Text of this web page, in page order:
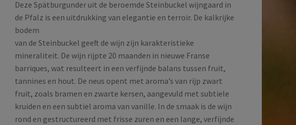
Deze Spätburgunder uit de beroemde Steinbuckel wijngaard in
de Pfalz is een uitdrukking van elegantie en terroir. De kalkrijke
bodem
van de Steinbuckel geeft de wijn zijn karakteristieke
mineraliteit. De wijn rijpte 20 maanden in nieuwe Franse
barriques, wat resulteert in een verfijnde balans tussen fruit,
tannines en hout. De neus opent met aroma’s van rijp zwart
fruit, zoals bramen en zwarte kersen, aangevuld met subtiele
kruiden en een subtiel aroma van vanille. In de smaak is de wijn
rond en gestructureerd met frisse zuren en een lange, verfijnde